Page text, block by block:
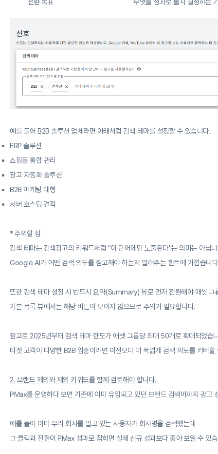
전환 목표 무엇을 성과로 볼지 결정하는
예를 들어 B2B 솔루션 업체라면 아래처럼 검색 테마를 설정할 수 있습니다.
ERP 솔루션
쇼핑몰 통합 관리
광고 자동화 솔루션
B2B 마케팅 대행
서버 호스팅 견적
* 주의할 점
검색 테마는 검색광고의 키워드처럼 "이 단어에만 노출된다"는 의미는 아닙
Google AI가 어떤 검색 의도를 참고해야 하는지 알려주는 힌트에 가깝습니
또한 검색 테마 설정 시 반드시 요약(Summary) 뷰로 먼저 전환해야 애셋 그
기본 목록 뷰에서는 해당 버튼이 보이지 않으므로 주의가 필요합니다.
참고로 2025년부터 검색 테마 한도가 애셋 그룹당 최대 50개로 확대되었습
타겟 고객이 다양한 B2B 업종이라면 이전보다 더 폭넓게 검색 의도를 커버할
2. 브랜드 제외와 제외 키워드를 함께 검토해야 합니다.
PMax를 운영하다 보면 기존에 이미 유입되고 있던 브랜드 검색어까지 광고
예를 들어 이미 우리 회사를 알고 있는 사용자가 회사명을 검색했는데
그 클릭과 전환이 PMax 성과로 잡히면 실제 신규 성과보다 좋아 보일 수 있